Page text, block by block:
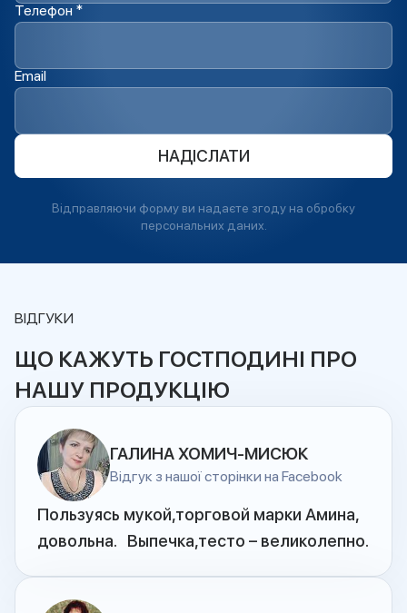
Телефон *
Email
НАДІСЛАТИ
Відправляючи форму ви надаєте згоду на обробку
персональних даних.
ВІДГУКИ
ЩО КАЖУТЬ ГОСТПОДИНІ ПРО
НАШУ ПРОДУКЦІЮ
ГАЛИНА ХОМИЧ-МИСЮК
Відгук з нашої сторінки на Facebook
Пользуясь мукой,торговой марки Амина,
довольна. Выпечка,тесто – великолепно.